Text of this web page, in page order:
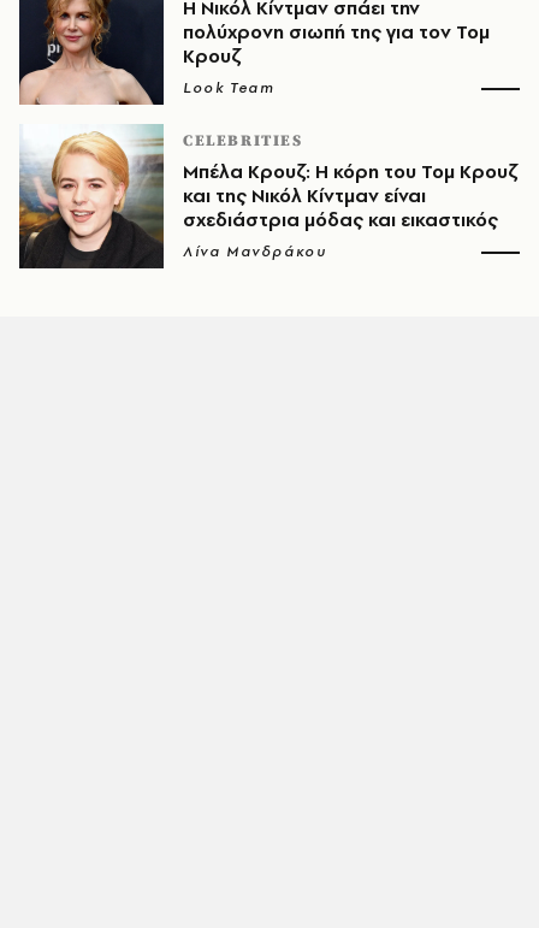
Η Νικόλ Κίντμαν σπάει την
πολύχρονη σιωπή της για τον Τομ
Κρουζ
Look Team
CELEBRITIES
Μπέλα Κρουζ: Η κόρη του Τομ Κρουζ
και της Νικόλ Κίντμαν είναι
σχεδιάστρια μόδας και εικαστικός
Λίνα Μανδράκου